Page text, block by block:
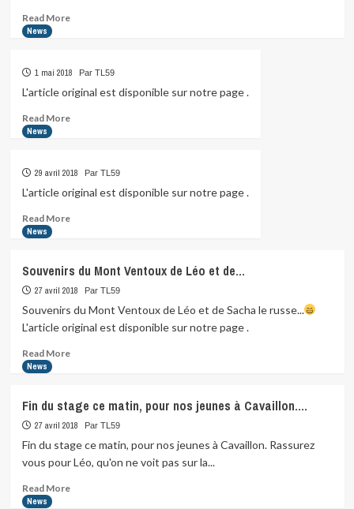
Read MoreRead
CANNES
INTERNATIONAL
Très
News
1 mai 2018 Par TL59
L'article original est disponible sur notre page .
Read MoreRead
News
29 avril 2018 Par TL59
L'article original est disponible sur notre page .
Read MoreRead
News
Souvenirs du Mont Ventoux de Léo et de…
27 avril 2018 Par TL59
Souvenirs du Mont Ventoux de Léo et de Sacha le russe...
L'article original est disponible sur notre page .
Read MoreRead
du
Mont
Léo
et
News
Fin du stage ce matin, pour nos jeunes à Cavaillon.…
27 avril 2018 Par TL59
Fin du stage ce matin, pour nos jeunes à Cavaillon. Rassurez
vous pour Léo, qu'on ne voit pas sur la...
Read MoreRead
News